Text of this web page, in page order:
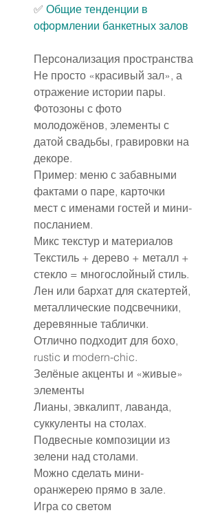
✅ Общие тенденции в
оформлении банкетных залов
Персонализация пространства
Не просто «красивый зал», а
отражение истории пары.
Фотозоны с фото
молодожёнов, элементы с
датой свадьбы, гравировки на
декоре.
Пример: меню с забавными
фактами о паре, карточки
мест с именами гостей и мини-
посланием.
Микс текстур и материалов
Текстиль + дерево + металл +
стекло = многослойный стиль.
Лен или бархат для скатертей,
металлические подсвечники,
деревянные таблички.
Отлично подходит для бохо,
rustic и modern-chic.
Зелёные акценты и «живые»
элементы
Лианы, эвкалипт, лаванда,
суккуленты на столах.
Подвесные композиции из
зелени над столами.
Можно сделать мини-
оранжерею прямо в зале.
Игра со светом